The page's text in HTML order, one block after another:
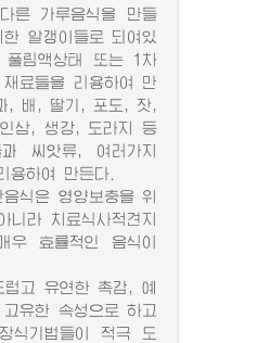
가루음식을 만들
한 알갱이들로 되여있
풀림액상태 또는 1차
료들을 리용하여 만
, 배, 딸기, 포도, 잣,
삼, 생강, 도라지 등
씨앗류, 여러가지
용하여 만든다.
식은 영양보충을 위
니라 치료식사적견지
우 효률적인 음식이
고 유연한 촉감, 예
유한 속성으로 하고
식기법들이 적극 도